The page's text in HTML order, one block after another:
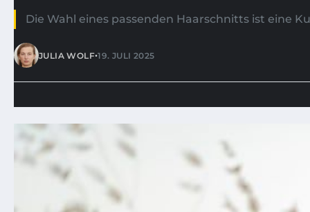
Die Wahl eines passenden Haarschnitts ist eine
JULIA WOLF•19. JULI 2025